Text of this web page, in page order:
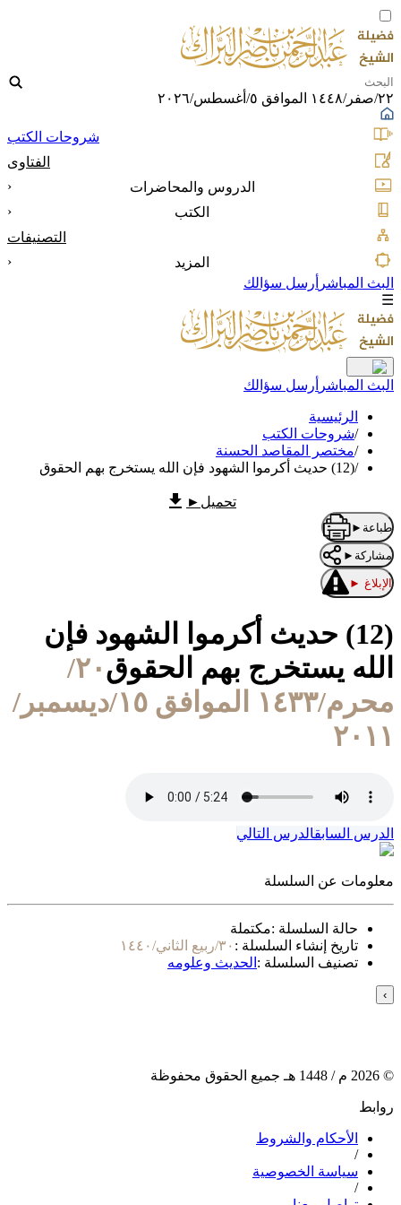
٢٢/صفر/١٤٤٨ الموافق ٥/أغسطس/٢٠٢٦
شروحات الكتب
الفتاوى
الدروس والمحاضرات
‹
الكتب
‹
التصنيفات
المزيد
‹
البث المباشر أرسل سؤالك
☰
البث المباشر أرسل سؤالك
الرئيسية
/شروحات الكتب
/مختصر المقاصد الحسنة
/(12) حديث أكرموا الشهود فإن الله يستخرج بهم الحقوق
تحميل ►
طباعة ►
مشاركة ►
الإبلاغ ►
(12) حديث أكرموا الشهود فإن
الله يستخرج بهم الحقوق
٢٠/
محرم/١٤٣٣ الموافق ١٥/ديسمبر/
٢٠١١
الدرس السابقالدرس التالي
معلومات عن السلسلة
حالة السلسلة :مكتملة
تاريخ إنشاء السلسلة : ٣٠/ربيع الثاني/١٤٤٠
تصنيف السلسلة : الحديث وعلومه
›
©
2026 م / 1448 هـ جميع الحقوق محفوظة
روابط
الأحكام والشروط
/
سياسة الخصوصية
/